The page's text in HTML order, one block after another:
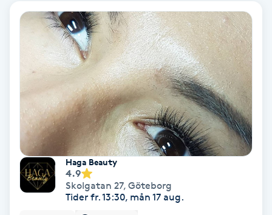
Fotmassage
Fotsvamp
Fransar
Fransborttagning
Fransfärgning
Haga Beauty
4.9
Skolgatan 27, Göteborg
Tider fr. 13:30, mån 17 aug.